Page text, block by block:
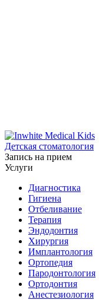
Детская стоматология
Запись на прием
Услуги
Диагностика
Гигиена
Отбеливание
Терапия
Эндодонтия
Хирургия
Имплантология
Ортопедия
Пародонтология
Ортодонтия
Анестезиология